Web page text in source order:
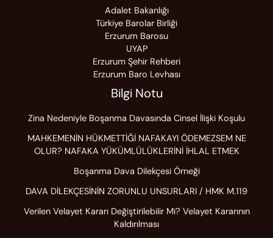
Adalet Bakanlığı
Türkiye Barolar Birliği
Erzurum Barosu
UYAP
Erzurum Şehir Rehberi
Erzurum Baro Levhası
Bilgi Notu
Zina Nedeniyle Boşanma Davasında Cinsel İlişki Koşulu
MAHKEMENİN HÜKMETTİĞİ NAFAKAYI ÖDEMEZSEM NE
OLUR? NAFAKA YÜKÜMLÜLÜKLERİNİ İHLAL ETMEK
Boşanma Dava Dilekçesi Örneği
DAVA DİLEKÇESİNİN ZORUNLU UNSURLARI / HMK M.119
Verilen Velayet Kararı Değiştirilebilir Mi? Velayet Kararının
Kaldırılması